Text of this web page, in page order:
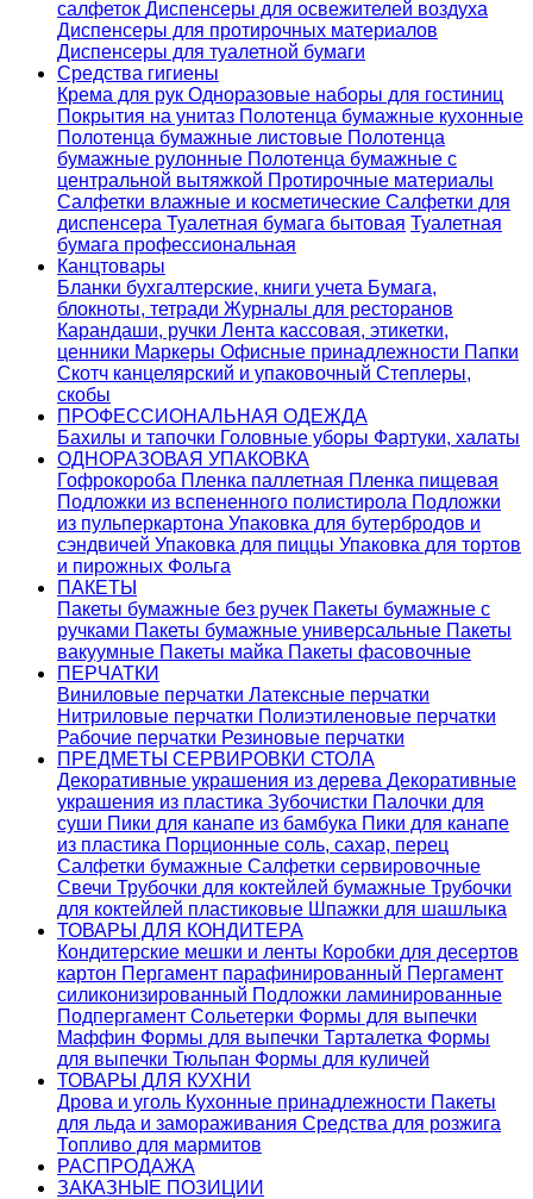
салфеток Диспенсеры для освежителей воздуха
Диспенсеры для протирочных материалов
Диспенсеры для туалетной бумаги
Средства гигиены
Крема для рук Одноразовые наборы для гостиниц
Покрытия на унитаз Полотенца бумажные кухонные
Полотенца бумажные листовые Полотенца
бумажные рулонные Полотенца бумажные с
центральной вытяжкой Протирочные материалы
Салфетки влажные и косметические Салфетки для
диспенсера Туалетная бумага бытовая Туалетная
бумага профессиональная
Канцтовары
Бланки бухгалтерские, книги учета Бумага,
блокноты, тетради Журналы для ресторанов
Карандаши, ручки Лента кассовая, этикетки,
ценники Маркеры Офисные принадлежности Папки
Скотч канцелярский и упаковочный Степлеры,
скобы
ПРОФЕССИОНАЛЬНАЯ ОДЕЖДА
Бахилы и тапочки Головные уборы Фартуки, халаты
ОДНОРАЗОВАЯ УПАКОВКА
Гофрокороба Пленка паллетная Пленка пищевая
Подложки из вспененного полистирола Подложки
из пульперкартона Упаковка для бутербродов и
сэндвичей Упаковка для пиццы Упаковка для тортов
и пирожных Фольга
ПАКЕТЫ
Пакеты бумажные без ручек Пакеты бумажные с
ручками Пакеты бумажные универсальные Пакеты
вакуумные Пакеты майка Пакеты фасовочные
ПЕРЧАТКИ
Виниловые перчатки Латексные перчатки
Нитриловые перчатки Полиэтиленовые перчатки
Рабочие перчатки Резиновые перчатки
ПРЕДМЕТЫ СЕРВИРОВКИ СТОЛА
Декоративные украшения из дерева Декоративные
украшения из пластика Зубочистки Палочки для
суши Пики для канапе из бамбука Пики для канапе
из пластика Порционные соль, сахар, перец
Салфетки бумажные Салфетки сервировочные
Свечи Трубочки для коктейлей бумажные Трубочки
для коктейлей пластиковые Шпажки для шашлыка
ТОВАРЫ ДЛЯ КОНДИТЕРА
Кондитерские мешки и ленты Коробки для десертов
картон Пергамент парафинированный Пергамент
силиконизированный Подложки ламинированные
Подпергамент Сольетерки Формы для выпечки
Маффин Формы для выпечки Тарталетка Формы
для выпечки Тюльпан Формы для куличей
ТОВАРЫ ДЛЯ КУХНИ
Дрова и уголь Кухонные принадлежности Пакеты
для льда и замораживания Средства для розжига
Топливо для мармитов
РАСПРОДАЖА
ЗАКАЗНЫЕ ПОЗИЦИИ